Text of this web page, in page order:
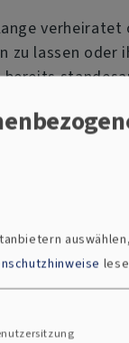
zu lassen oder